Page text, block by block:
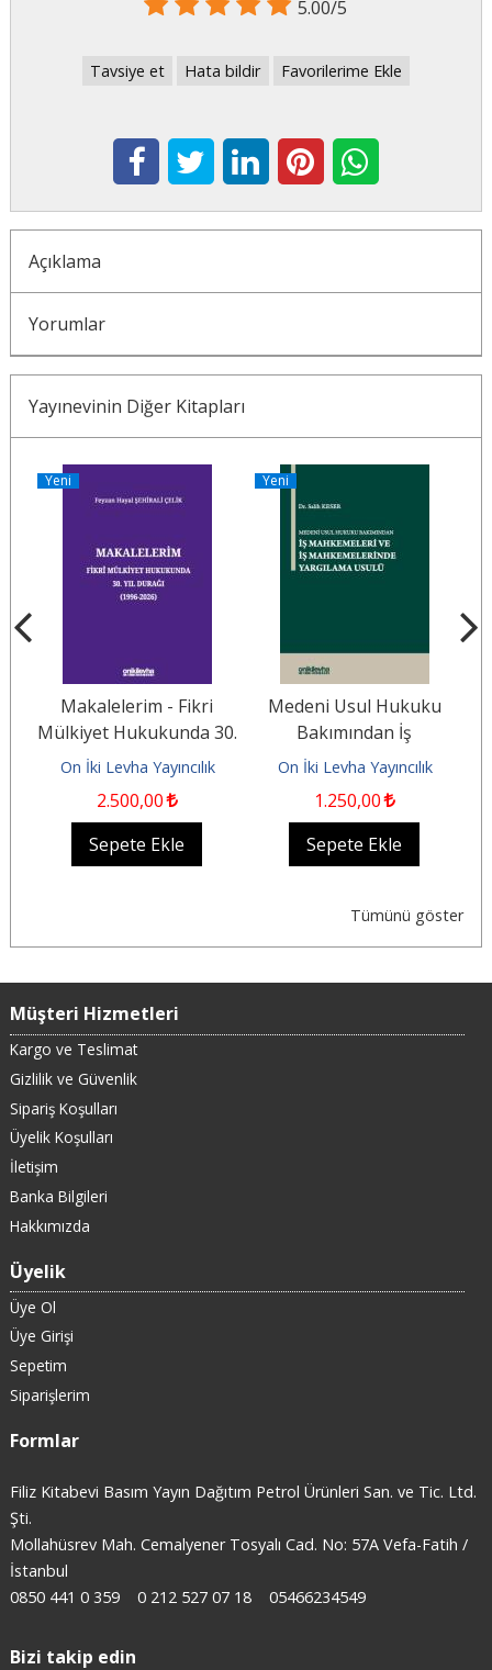
5.00/5
Tavsiye et Hata bildir Favorilerime Ekle
Açıklama
Yorumlar
Yayınevinin Diğer Kitapları
Yeni
Makalelerim - Fikri
Mülkiyet Hukukunda 30.
Yıl Durağı (1996-2026)
On İki Levha Yayıncılık
2.500,00
Sepete Ekle
Yeni
Medeni Usul Hukuku
Bakımından İş
Mahkemeleri ve İş
Mahkemelerinde...
On İki Levha Yayıncılık
1.250,00
Sepete Ekle
Tümünü göster
Müşteri Hizmetleri
Kargo ve Teslimat
Gizlilik ve Güvenlik
Sipariş Koşulları
Üyelik Koşulları
İletişim
Banka Bilgileri
Hakkımızda
Üyelik
Üye Ol
Üye Girişi
Sepetim
Siparişlerim
Formlar
Filiz Kitabevi Basım Yayın Dağıtım Petrol Ürünleri San. ve Tic. Ltd.
Şti.
Mollahüsrev Mah. Cemalyener Tosyalı Cad. No: 57A Vefa-Fatih /
İstanbul
0850 441 0 359
0 212 527 07 18 05466234549
Bizi takip edin